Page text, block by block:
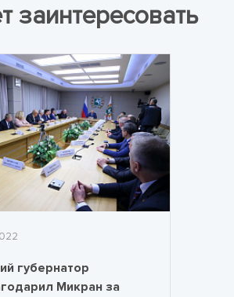
заинтересовать
губернатор
Микран за